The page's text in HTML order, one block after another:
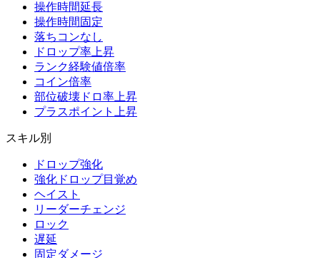
操作時間延長
操作時間固定
落ちコンなし
ドロップ率上昇
ランク経験値倍率
コイン倍率
部位破壊ドロ率上昇
プラスポイント上昇
スキル別
ドロップ強化
強化ドロップ目覚め
ヘイスト
リーダーチェンジ
ロック
遅延
固定ダメージ